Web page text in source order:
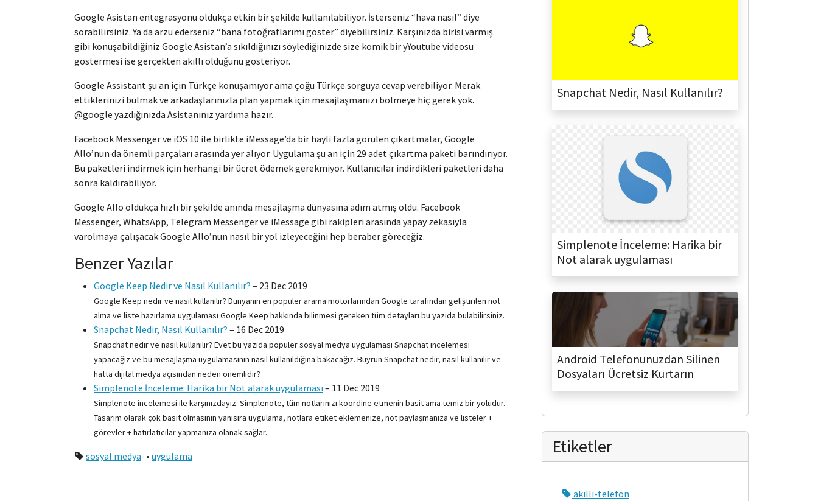
Google Asistan entegrasyonu oldukça etkin bir şekilde kullanılabiliyor. İsterseniz “hava nasıl” diye
sorabilirsiniz. Ya da arzu ederseniz “bana fotoğraflarımı göster” diyebilirsiniz. Karşınızda birisi varmış
gibi konuşabildiğiniz Google Asistan’a sıkıldığınızı söylediğinizde size komik bir yYoutube videosu
göstermesi ise gerçekten akıllı olduğunu gösteriyor.
Google Assistant şu an için Türkçe konuşamıyor ama çoğu Türkçe sorguya cevap verebiliyor. Merak
ettiklerinizi bulmak ve arkadaşlarınızla plan yapmak için mesajlaşmanızı bölmeye hiç gerek yok.
@google yazdığınızda Asistanınız yardıma hazır.
Facebook Messenger ve iOS 10 ile birlikte iMessage’da bir hayli fazla görülen çıkartmalar, Google
Allo’nun da önemli parçaları arasında yer alıyor. Uygulama şu an için 29 adet çıkartma paketi barındırıyor.
Bu paketleri indirmek için herhangi bir ücret ödemek gerekmiyor. Kullanıcılar indirdikleri paketleri daha
sonra kaldırabiliyor.
Google Allo oldukça hızlı bir şekilde anında mesajlaşma dünyasına adım atmış oldu. Facebook
Messenger, WhatsApp, Telegram Messenger ve iMessage gibi rakipleri arasında yapay zekasıyla
varolmaya çalışacak Google Allo’nun nasıl bir yol izleyeceğini hep beraber göreceğiz.
Benzer Yazılar
Google Keep Nedir ve Nasıl Kullanılır? – 23 Dec 2019
Google Keep nedir ve nasıl kullanılır? Dünyanın en popüler arama motorlarından Google tarafından geliştirilen not
alma ve liste hazırlama uygulaması Google Keep hakkında bilinmesi gereken tüm detayları bu yazıda bulabilirsiniz.
Snapchat Nedir, Nasıl Kullanılır? – 16 Dec 2019
Snapchat nedir ve nasıl kullanılır? Evet bu yazıda popüler sosyal medya uygulaması Snapchat incelemesi
yapacağız ve bu mesajlaşma uygulamasının nasıl kullanıldığına bakacağız. Buyrun Snapchat nedir, nasıl kullanılır ve
hatta dijital medya açısından neden önemlidir?
Simplenote İnceleme: Harika bir Not alarak uygulaması – 11 Dec 2019
Simplenote incelemesi ile karşınızdayız. Simplenote, tüm notlarınızı koordine etmenin basit ama temiz bir yoludur.
Tasarım olarak çok basit olmasının yanısıra uygulama, notlara etiket eklemenize, not paylaşmanıza ve listeler +
görevler + hatırlatıcılar yapmanıza olanak sağlar.
sosyal medya • uygulama
Snapchat Nedir, Nasıl Kullanılır?
Simplenote İnceleme: Harika bir
Not alarak uygulaması
Android Telefonunuzdan Silinen
Dosyaları Ücretsiz Kurtarın
Etiketler
akıllı-telefon